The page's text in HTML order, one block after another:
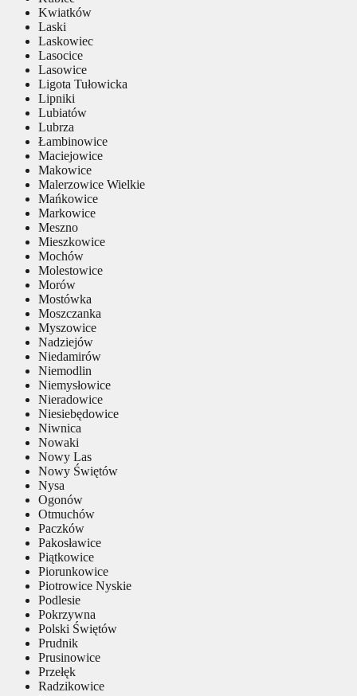
Kwiatków
Laski
Laskowiec
Lasocice
Lasowice
Ligota Tułowicka
Lipniki
Lubiatów
Lubrza
Łambinowice
Maciejowice
Makowice
Malerzowice Wielkie
Mańkowice
Markowice
Meszno
Mieszkowice
Mochów
Molestowice
Morów
Mostówka
Moszczanka
Myszowice
Nadziejów
Niedamirów
Niemodlin
Niemysłowice
Nieradowice
Niesiebędowice
Niwnica
Nowaki
Nowy Las
Nowy Świętów
Nysa
Ogonów
Otmuchów
Paczków
Pakosławice
Piątkowice
Piorunkowice
Piotrowice Nyskie
Podlesie
Pokrzywna
Polski Świętów
Prudnik
Prusinowice
Przełęk
Radzikowice